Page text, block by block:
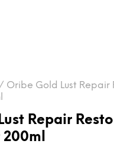
Oribe Gold Lust Repair
Repair